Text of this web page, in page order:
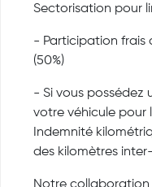
Sectorisation pour
- Participation frais
(50%)
- Si vous possédez
votre véhicule pour
Indemnité
des kilomètres